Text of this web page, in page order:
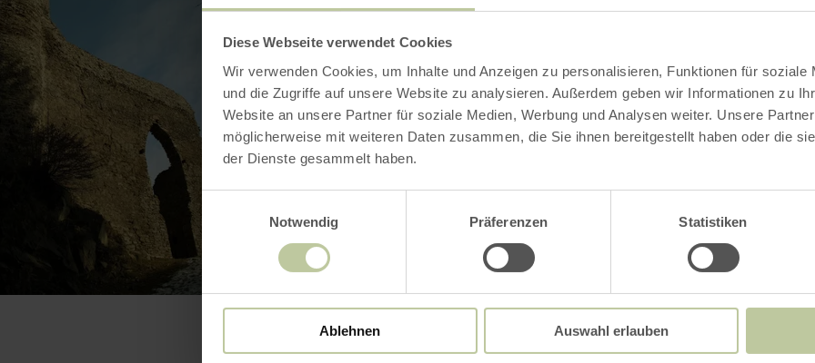
Diese Webseite verwendet Cookies
Wir verwenden Cookies, um Inhalte und Anzeigen zu personalisieren, Funktionen für soziale
und die Zugriffe auf unsere Website zu analysieren. Außerdem geben wir Informationen zu
Website an unsere Partner für soziale Medien, Werbung und Analysen weiter. Unsere
möglicherweise mit weiteren Daten zusammen, die Sie ihnen bereitgestellt haben oder die
der Dienste gesammelt haben.
Notwendig
Präferenzen Statistiken
Ablehnen Auswahl erlauben